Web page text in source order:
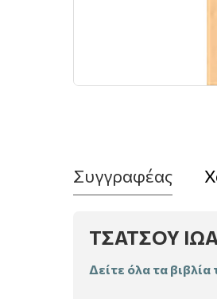
Συγγραφέας
ΤΣΑΤΣΟΥ
Δείτε όλα τα